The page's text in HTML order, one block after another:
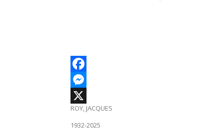
Facebook
Messenger
X
ROY, JACQUES
1932-2025